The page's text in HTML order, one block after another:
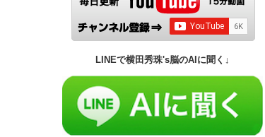
LINEで横田秀珠's脳のAIに聞く↓